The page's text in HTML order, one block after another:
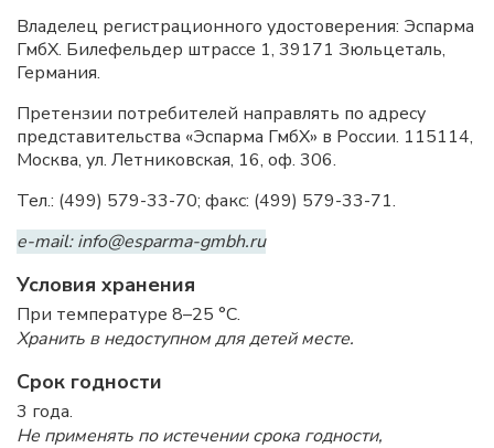
Владелец регистрационного удостоверения: Эспарма
ГмбХ. Билефельдер штрассе 1, 39171 Зюльцеталь,
Германия.
Претензии потребителей направлять по адресу
представительства «Эспарма ГмбХ» в России. 115114,
Москва, ул. Летниковская, 16, оф. 306.
Тел.: (499) 579-33-70; факс: (499) 579-33-71.
e-mail: info@esparma-gmbh.ru
Условия хранения
При температуре 8–25 °C.
Хранить в недоступном для детей месте.
Срок годности
3 года.
Не применять по истечении срока годности,